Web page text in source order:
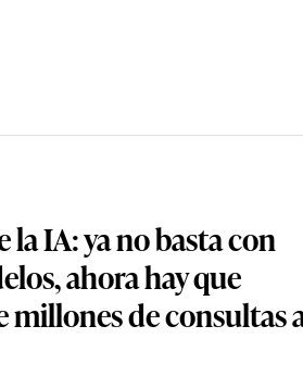
la IA: ya no basta con
ahora hay que
millones de consultas